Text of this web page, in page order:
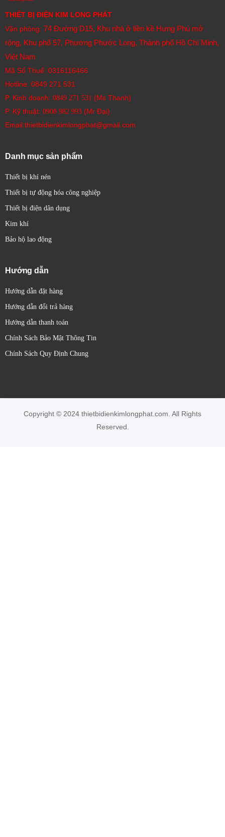
THIẾT BỊ ĐIỆN KIM LONG PHÁT
Văn phòng: 74 Đường D15, Khu nhà ở liền kề Hưng Phú mở
rộng, Khu phố 57, Phường Phước Long, Thành phố Hồ Chí Minh,
Việt Nam
Mã Số Thuế: 0316116466
Hotline: 0849 271 531
P. Kinh doanh: 0849 271 531 (Ms Thanh)
P. Kỹ thuật: 0908 982 993​ (Mr Đại)
Email:thietbidienkimlongphat@gmail.com
Danh mục sản phẩm
Thiết bị khí nén
Thiết bị tự động hóa công nghiệp
Thiết bị điện dân dụng
Kim khí
Bảo hộ lao động
Hướng dẫn
Hướng dẫn đặt hàng
Hướng dẫn đổi trả hàng
Hướng dẫn thanh toán
Chính Sách Bảo Mật Thông Tin
Chính Sách Quy Định Chung
Copyright © 2024 thietbidienkimlongphat.com. All Rights
Reserved.